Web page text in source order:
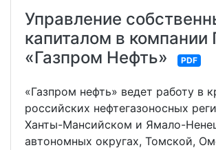
Управление
капиталом в
«Газпром Нефть»
PDF
«Газпром нефть» ведет работу в
российских нефтегазоносных
Ханты-Мансийском и Ямало-
автономных округах, Томской,